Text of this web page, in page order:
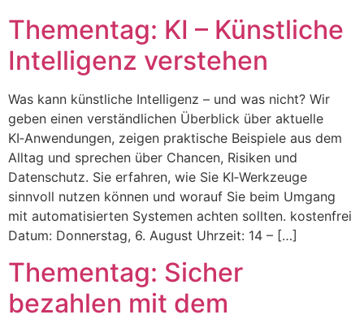
Thementag: KI – Künstliche
Intelligenz verstehen
Was kann künstliche Intelligenz – und was nicht? Wir
geben einen verständlichen Überblick über aktuelle
KI‑Anwendungen, zeigen praktische Beispiele aus dem
Alltag und sprechen über Chancen, Risiken und
Datenschutz. Sie erfahren, wie Sie KI‑Werkzeuge
sinnvoll nutzen können und worauf Sie beim Umgang
mit automatisierten Systemen achten sollten. kostenfrei
Datum: Donnerstag, 6. August Uhrzeit: 14 – […]
Thementag: Sicher
bezahlen mit dem